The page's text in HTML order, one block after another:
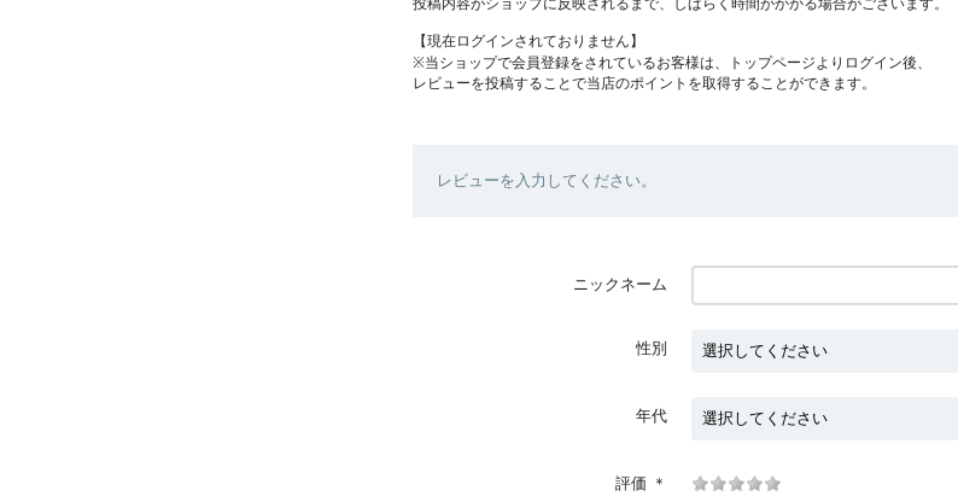
【現在ログインされておりません】
※当ショップで会員登録をされているお客様は、トップページよりログイン後、
レビューを投稿することで当店のポイントを取得することができます。
レビューを入力してください。
ニックネーム
性別
年代
評価 ＊